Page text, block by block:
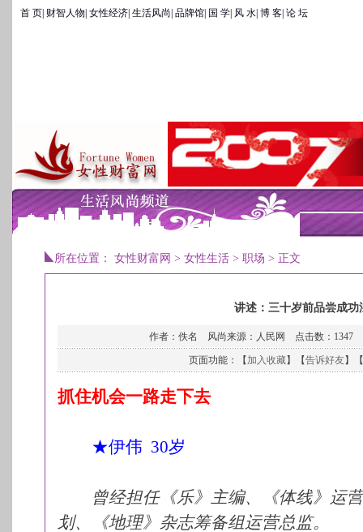
首 页 财智人物 女性经济 生活风尚 品牌馆 国 学 风 水 博 客 论 坛
所在位置： 女性财富网 > 女性生活 > 职场 > 正文
讲述：三十岁前品尝成功
作者：佚名 风尚来源：人民网 点击数： 1347
页面功能：【 加入收藏】【告诉好友】【
抓住机会一路走下去
★伊伟 30岁
曾经担任《乐》主编、《体线》运
划、《地理》杂志筹备组运营总监。